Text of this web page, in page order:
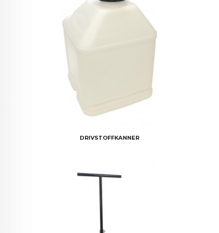
DRIVSTOFFKANNER